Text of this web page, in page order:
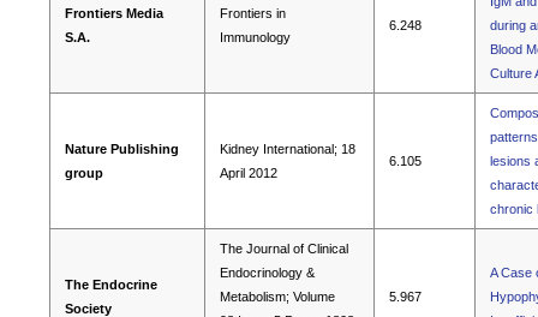
Frontiers Media
S.A.
Frontiers in
Immunology
6.248
during
Blood
Culture
Nature Publishing
group
Kidney International; 18
April 2012
6.105
lesions
chronic
The Endocrine
Society
The Journal of Clinical
Endocrinology &
Metabolism; Volume
5.967
A Case